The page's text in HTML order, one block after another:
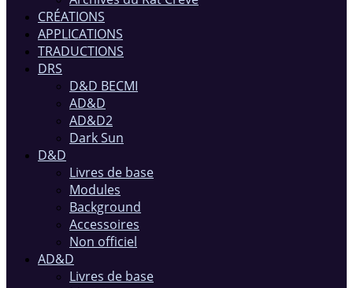
CRÉATIONS
APPLICATIONS
TRADUCTIONS
DRS
D&D BECMI
AD&D
AD&D2
Dark Sun
D&D
Livres de base
Modules
Background
Accessoires
Non officiel
AD&D
Livres de base